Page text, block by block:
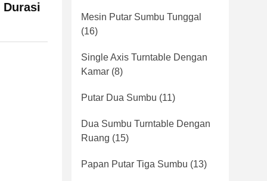
Durasi
Mesin Putar Sumbu Tunggal
(16)
Single Axis Turntable Dengan
Kamar (8)
Putar Dua Sumbu (11)
Dua Sumbu Turntable Dengan
Ruang (15)
Papan Putar Tiga Sumbu (13)